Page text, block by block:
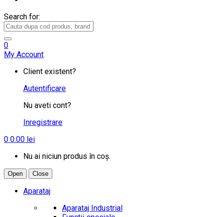
Search for:
0
My Account
Client existent?
Autentificare
Nu aveti cont?
Inregistrare
0 0.00 lei
Nu ai niciun produs în coș.
Open Close
Aparataj
Aparataj Industrial